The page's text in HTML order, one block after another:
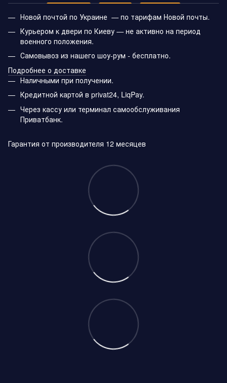
Новой почтой по Украине — по тарифам Новой почты.
Курьером к двери по Киеву — не активно на период
военного положения.
Самовывоз из нашего шоу-рум - бесплатно.
Подробнее о доставке
Наличными при получении.
Кредитной картой в privat24, LiqPay.
Через кассу или терминал самообслуживания
Приватбанк.
Гарантия от производителя 12 месяцев